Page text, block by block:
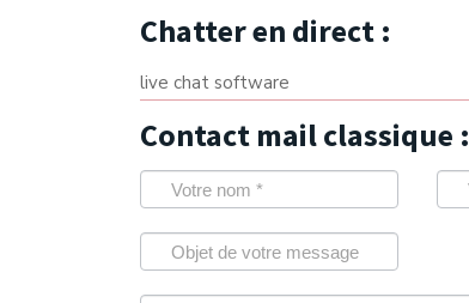
Chatter en direct :
live chat software
Contact mail classique :